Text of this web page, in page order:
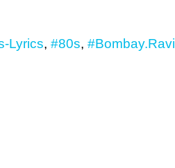
Lyrics, #80s, #Bombay.Ravi